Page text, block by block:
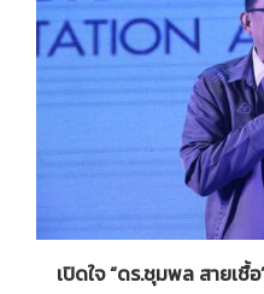
เปิดใจ “ดร.ชุมพล สายเชื้